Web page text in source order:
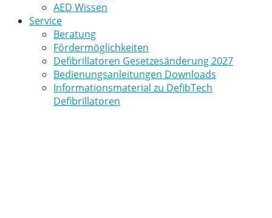
AED Wissen
Service
Beratung
Fördermöglichkeiten
Defibrillatoren Gesetzesänderung 2027
Bedienungsanleitungen Downloads
Informationsmaterial zu DefibTech
Defibrillatoren